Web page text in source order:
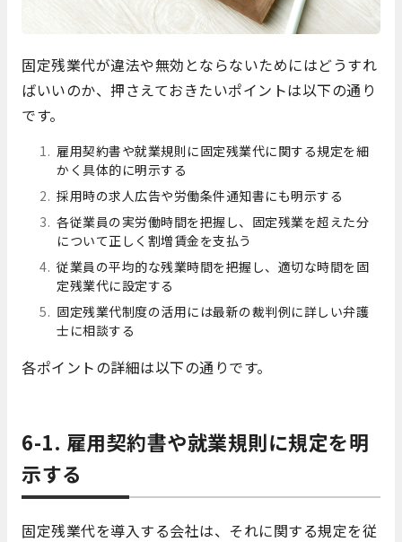
固定残業代が違法や無効とならないためにはどうすれ
ばいいのか、押さえておきたいポイントは以下の通り
です。
雇用契約書や就業規則に固定残業代に関する規定を細
かく具体的に明示する
採用時の求人広告や労働条件通知書にも明示する
各従業員の実労働時間を把握し、固定残業を超えた分
について正しく割増賃金を支払う
従業員の平均的な残業時間を把握し、適切な時間を固
定残業代に設定する
固定残業代制度の活用には最新の裁判例に詳しい弁護
士に相談する
各ポイントの詳細は以下の通りです。
6-1. 雇用契約書や就業規則に規定を明
示する
固定残業代を導入する会社は、それに関する規定を従